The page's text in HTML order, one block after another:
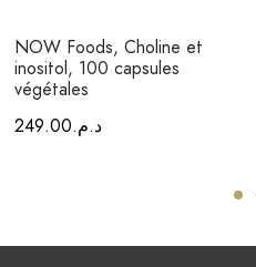
NOW Foods, Choline et
inositol, 100 capsules
végétales
د.م.249.00